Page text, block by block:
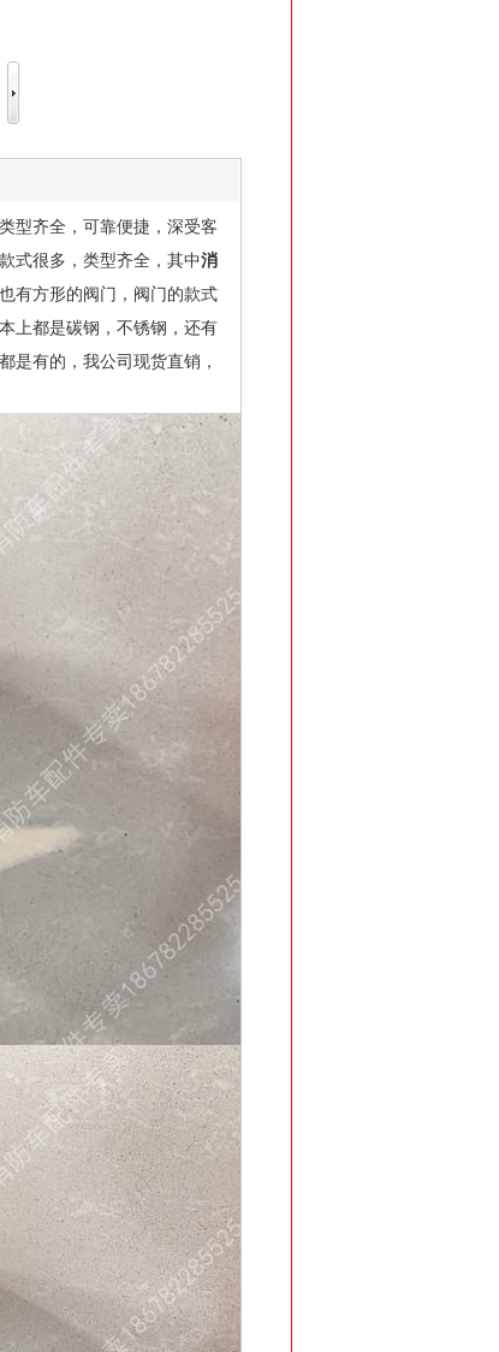
型齐全，可靠便捷，深受客
式很多，类型齐全，其中消
有方形的阀门，阀门的款式
上都是碳钢，不锈钢，还有
是有的，我公司现货直销，